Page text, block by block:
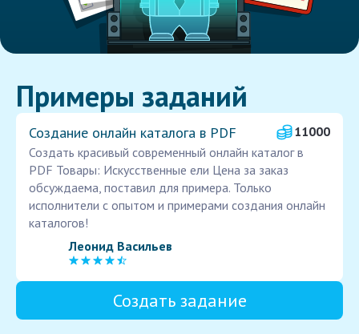
Примеры заданий
Создание онлайн каталога в PDF
11000
Создать красивый современный онлайн каталог в
PDF Товары: Искусственные ели Цена за заказ
обсуждаема, поставил для примера. Только
исполнители с опытом и примерами создания онлайн
каталогов!
Леонид Васильев
Создать задание